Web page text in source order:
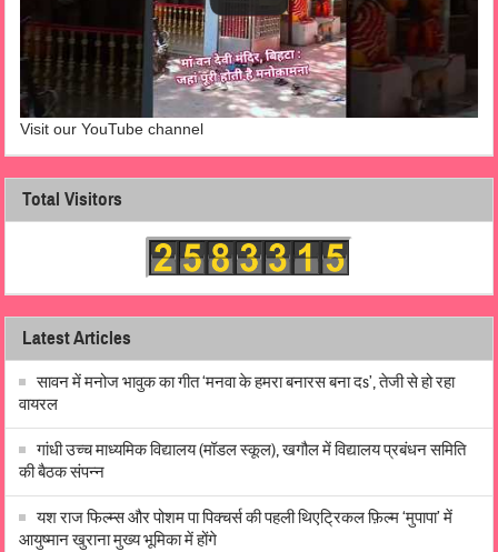
Visit our YouTube channel
Total Visitors
Latest Articles
सावन में मनोज भावुक का गीत ‘मनवा के हमरा बनारस बना दs’, तेजी से हो रहा
वायरल
गांधी उच्च माध्यमिक विद्यालय (मॉडल स्कूल), खगौल में विद्यालय प्रबंधन समिति
की बैठक संपन्न
यश राज फिल्म्स और पोशम पा पिक्चर्स की पहली थिएट्रिकल फ़िल्म ‘मुपापा’ में
आयुष्मान खुराना मुख्य भूमिका में होंगे